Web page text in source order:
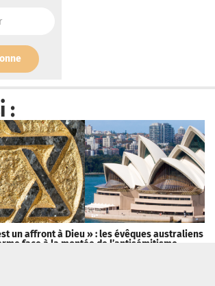
:
un affront à Dieu » : les évêques australiens
face à la montée de l’antisémitisme